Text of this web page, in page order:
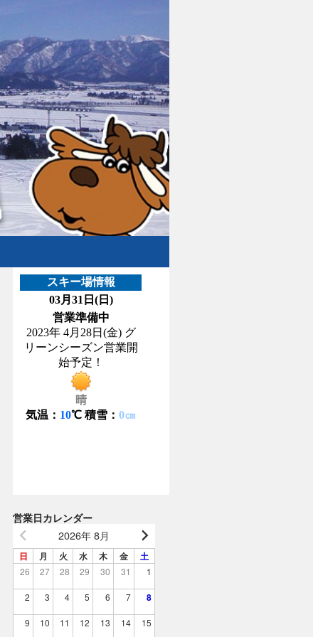
営業日カレンダー
2026年 8月
日 月 火 水 木 金 土
26 27 28 29 30 31 1
2 3 4 5 6 7 8
9 10 11 12 13 14 15